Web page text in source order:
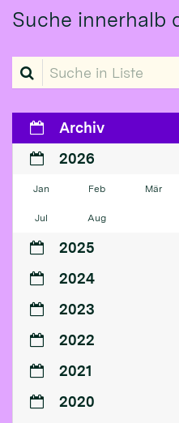
Suche innerhalb
Suche in Liste
Archiv
2026
Jan Feb Mär
Jul Aug
2025
2024
2023
2022
2021
2020